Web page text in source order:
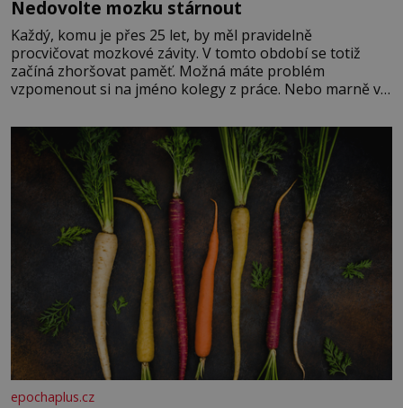
Nedovolte mozku stárnout
Každý, komu je přes 25 let, by měl pravidelně
procvičovat mozkové závity. V tomto období se totiž
začíná zhoršovat paměť. Možná máte problém
vzpomenout si na jméno kolegy z práce. Nebo marně v
Je to opravdu tak, s věkem jako kdyby se paměť
rozhodla stávkovat. Cvičte
epochaplus.cz